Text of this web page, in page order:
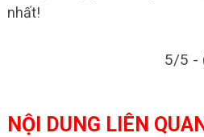
nhất!
5/5 -
NỘI DUNG LIÊN QUAN